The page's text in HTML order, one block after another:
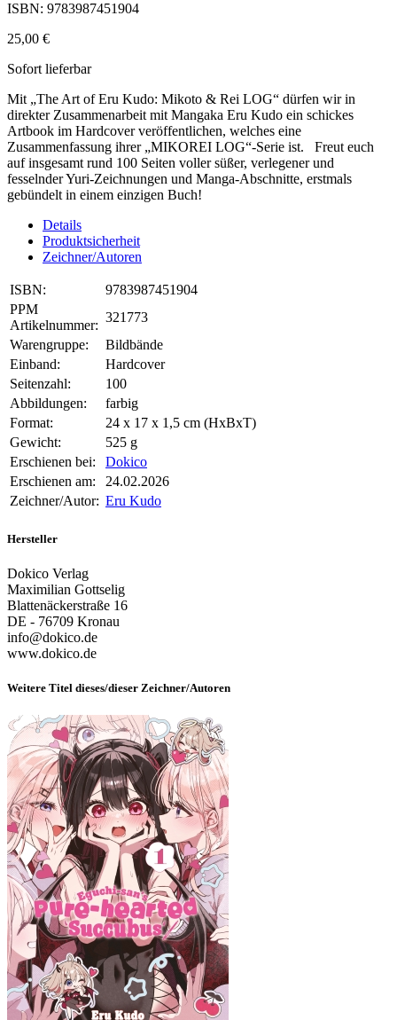
ISBN: 9783987451904
25,00 €
Sofort lieferbar
Mit „The Art of Eru Kudo: Mikoto & Rei LOG“ dürfen wir in
direkter Zusammenarbeit mit Mangaka Eru Kudo ein schickes
Artbook im Hardcover veröffentlichen, welches eine
Zusammenfassung ihrer „MIKOREI LOG“-Serie ist. Freut euch
auf insgesamt rund 100 Seiten voller süßer, verlegener und
fesselnder Yuri-Zeichnungen und Manga-Abschnitte, erstmals
gebündelt in einem einzigen Buch!
Details
Produktsicherheit
Zeichner/Autoren
ISBN:
9783987451904
PPM
Artikelnummer:
321773
Warengruppe:
Bildbände
Einband:
Hardcover
Seitenzahl:
100
Abbildungen:
farbig
Format:
24 x 17 x 1,5 cm (HxBxT)
Gewicht:
525 g
Erschienen bei:
Dokico
Erschienen am:
24.02.2026
Zeichner/Autor: Eru Kudo
Hersteller
Dokico Verlag
Maximilian Gottselig
Blattenäckerstraße 16
DE - 76709 Kronau
info@dokico.de
www.dokico.de
Weitere Titel dieses/dieser Zeichner/Autoren